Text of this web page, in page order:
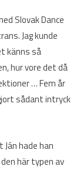
Slovak Dance
Jag kunde
känns så
hur vore det då
… Fem år
sådant intryck
hade han
här typen av